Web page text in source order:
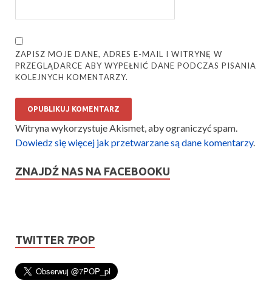
ZAPISZ MOJE DANE, ADRES E-MAIL I WITRYNĘ W
PRZEGLĄDARCE ABY WYPEŁNIĆ DANE PODCZAS PISANIA
KOLEJNYCH KOMENTARZY.
Witryna wykorzystuje Akismet, aby ograniczyć spam.
Dowiedz się więcej jak przetwarzane są dane komentarzy.
ZNAJDŹ NAS NA FACEBOOKU
TWITTER 7POP